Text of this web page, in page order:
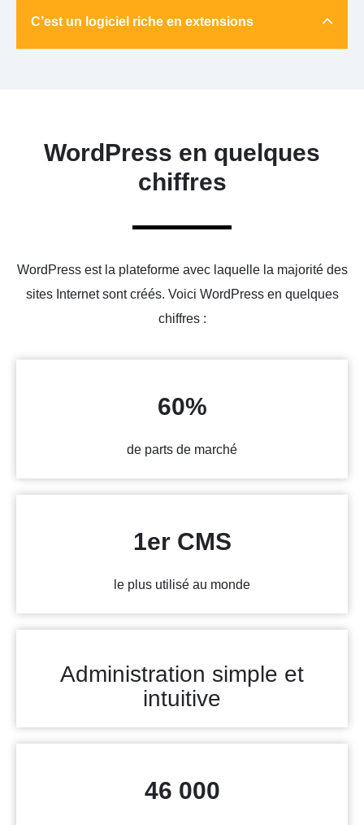
C’est un logiciel riche en extensions
WordPress en quelques
chiffres
WordPress est la plateforme avec laquelle la majorité des
sites Internet sont créés. Voici WordPress en quelques
chiffres :
60%
de parts de marché
1er CMS
le plus utilisé au monde
Administration simple et
intuitive
46 000